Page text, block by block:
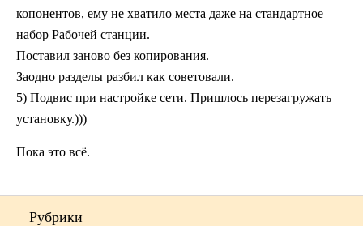
копонентов, ему не хватило места даже на стандартное
набор Рабочей станции.
Поставил заново без копирования.
Заодно разделы разбил как советовали.
5) Подвис при настройке сети. Пришлось перезагружать
установку.)))
Пока это всё.
Рубрики